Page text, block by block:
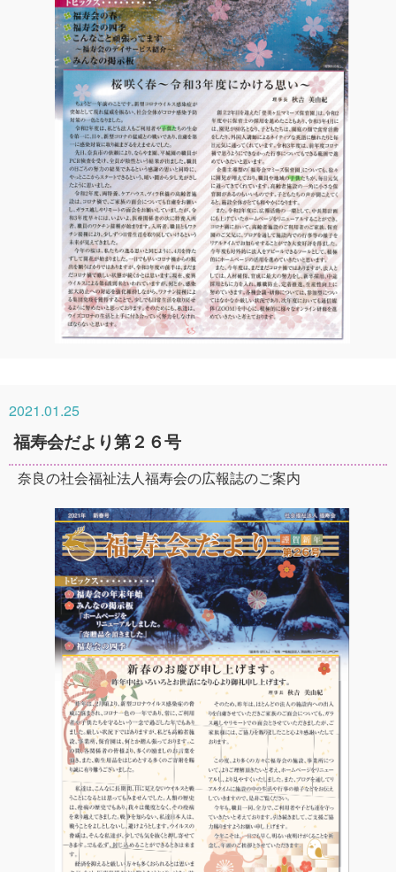
2021.01.25
福寿会だより第２６号
奈良の社会福祉法人福寿会の広報誌のご案内